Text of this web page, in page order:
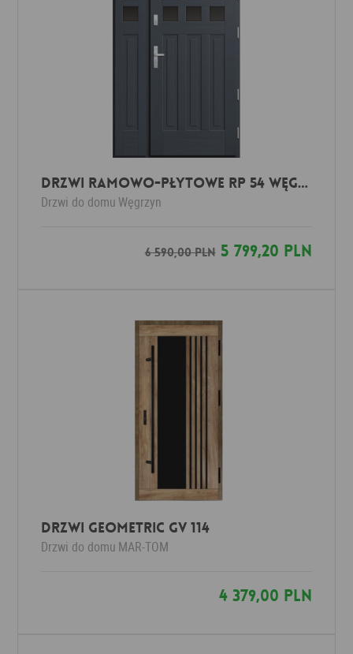
DRZWI RAMOWO-PŁYTOWE RP 54 WĘGRZYN
Drzwi do domu Węgrzyn
6 590,00 PLN5 799,20 PLN
Drzwi Geometric GV 114
Drzwi do domu MAR-TOM
4 379,00 PLN